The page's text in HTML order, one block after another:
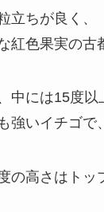
立ちが良く、
紅色果実の古
中には15度以
強いイチゴで、
の高さはトッ